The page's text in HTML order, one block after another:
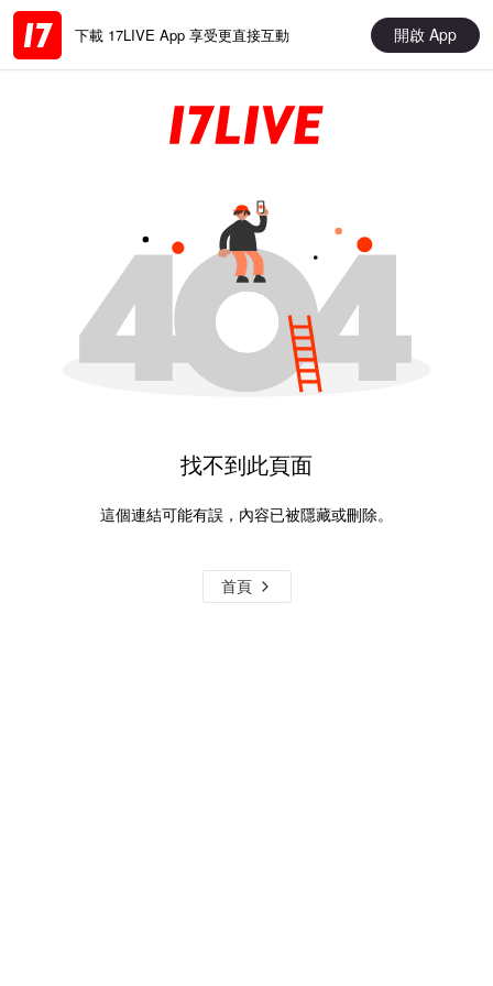
下載 17LIVE App 享受更直接互動 開啟 App
找不到此頁面
這個連結可能有誤，內容已被隱藏或刪除。
首頁